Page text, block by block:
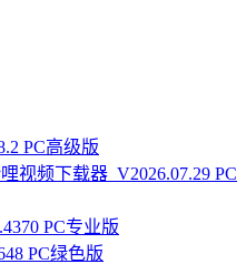
PC高级版
视频下载器_V2026.07.29 PC
PC专业版
PC绿色版